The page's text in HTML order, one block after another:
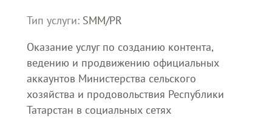
Тип услуги: SMM/PR
Оказание услуг по созданию контента,
ведению и продвижению официальных
аккаунтов Министерства сельского
хозяйства и продовольствия Республики
Татарстан в социальных сетях